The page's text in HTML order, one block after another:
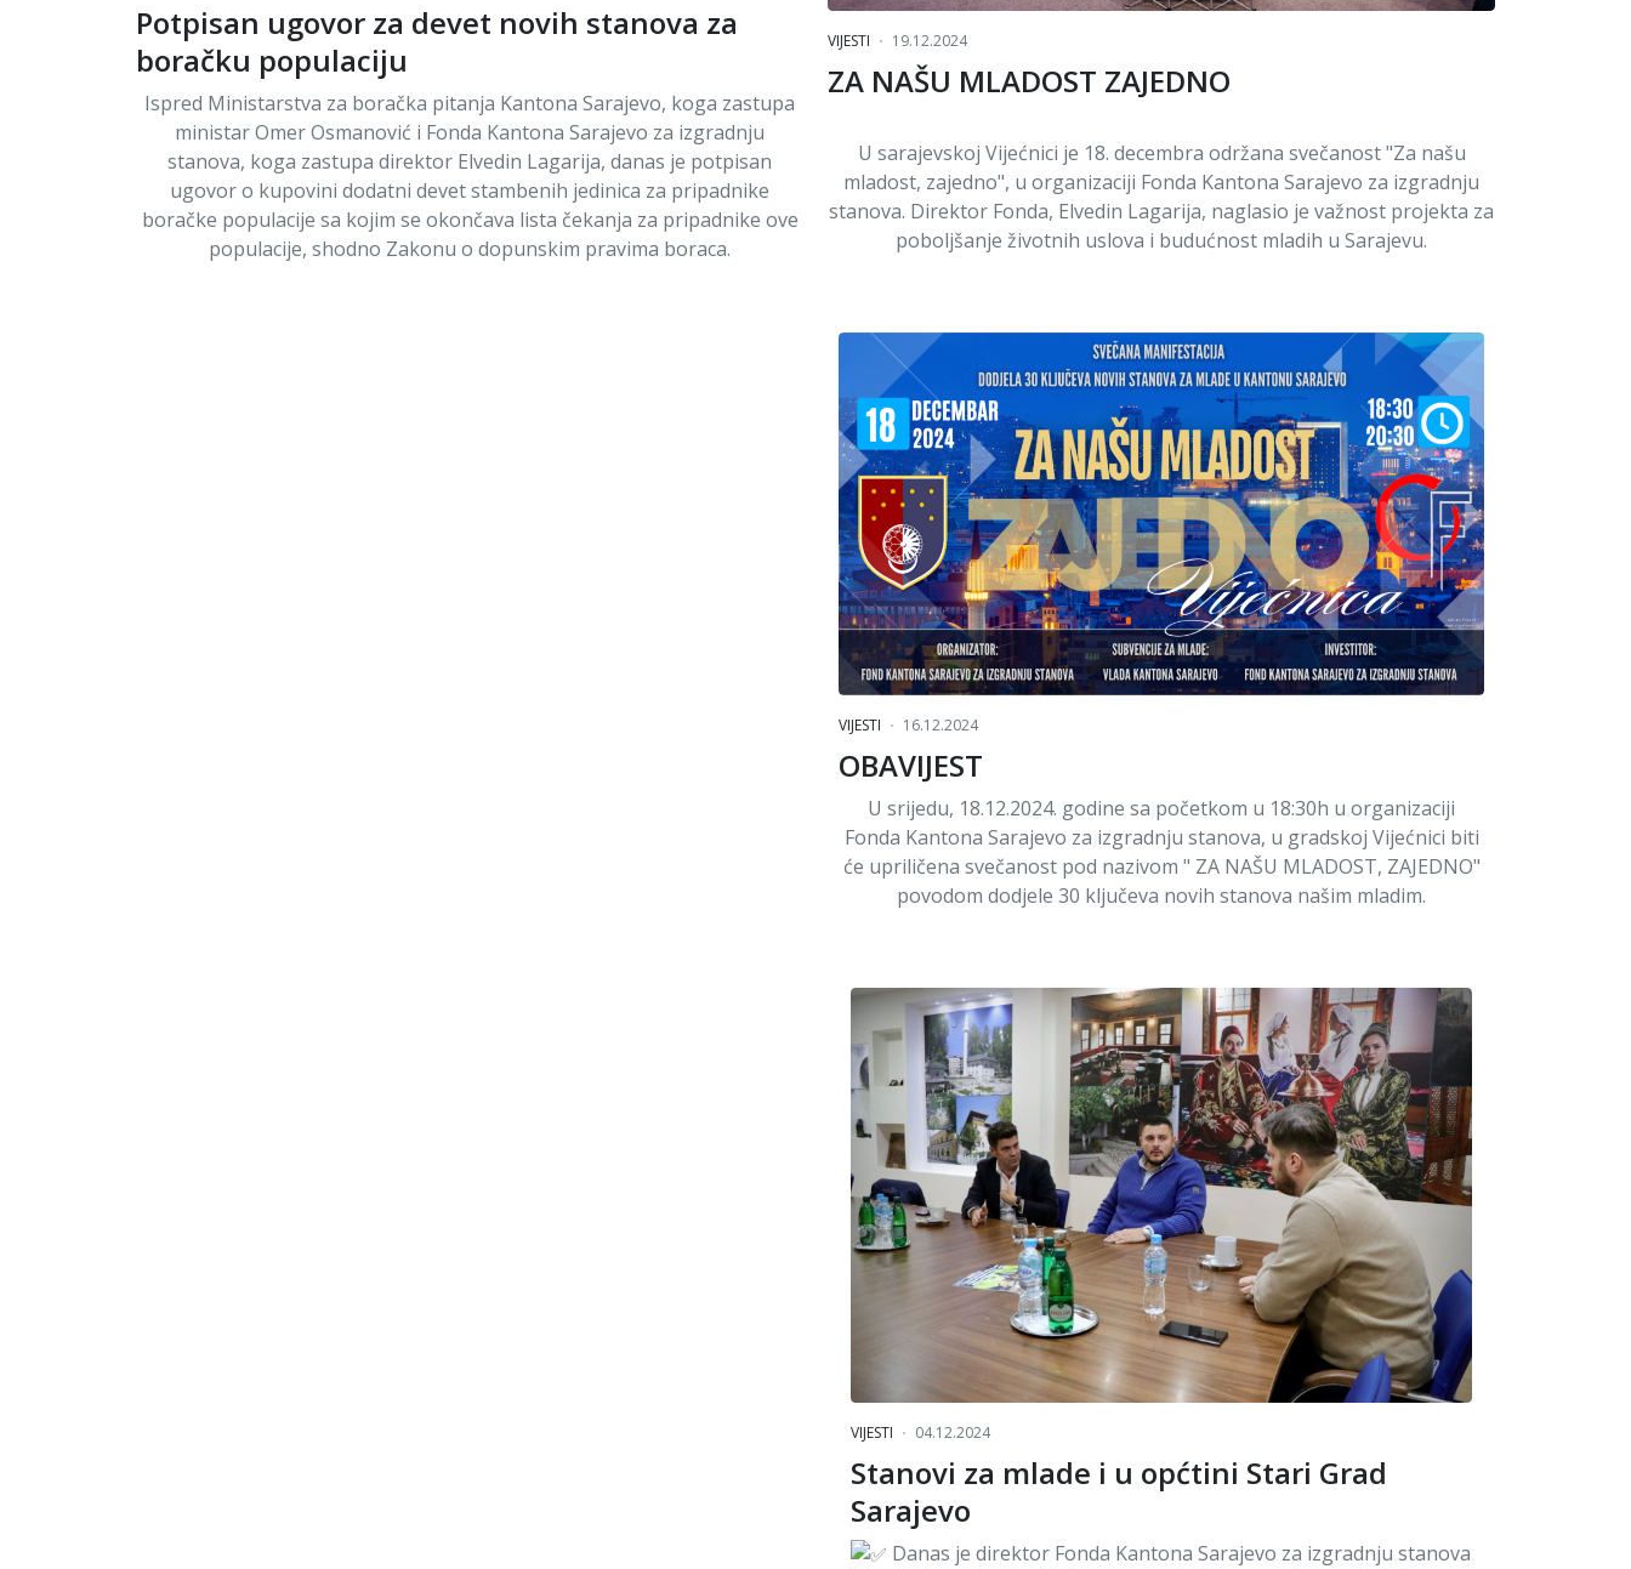
Potpisan ugovor za devet novih stanova za
boračku populaciju
Ispred Ministarstva za boračka pitanja Kantona Sarajevo, koga zastupa
ministar Omer Osmanović i Fonda Kantona Sarajevo za izgradnju
stanova, koga zastupa direktor Elvedin Lagarija, danas je potpisan
ugovor o kupovini dodatni devet stambenih jedinica za pripadnike
boračke populacije sa kojim se okončava lista čekanja za pripadnike ove
populacije, shodno Zakonu o dopunskim pravima boraca.
VIJESTI 19.12.2024
ZA NAŠU MLADOST ZAJEDNO
U sarajevskoj Vijećnici je 18. decembra održana svečanost "Za našu
mladost, zajedno", u organizaciji Fonda Kantona Sarajevo za izgradnju
stanova. Direktor Fonda, Elvedin Lagarija, naglasio je važnost projekta za
poboljšanje životnih uslova i budućnost mladih u Sarajevu.
VIJESTI 16.12.2024
OBAVIJEST
U srijedu, 18.12.2024. godine sa početkom u 18:30h u organizaciji
Fonda Kantona Sarajevo za izgradnju stanova, u gradskoj Vijećnici biti
će upriličena svečanost pod nazivom " ZA NAŠU MLADOST, ZAJEDNO"
povodom dodjele 30 ključeva novih stanova našim mladim.
VIJESTI 04.12.2024
Stanovi za mlade i u općtini Stari Grad
Sarajevo
Danas je direktor Fonda Kantona Sarajevo za izgradnju stanova